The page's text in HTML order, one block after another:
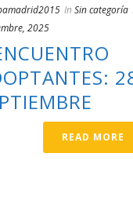
In Sin categoría
2025
READ MORE